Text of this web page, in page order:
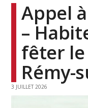
Appel
–
fêter le
Rémy-
3 JUILLET 2026